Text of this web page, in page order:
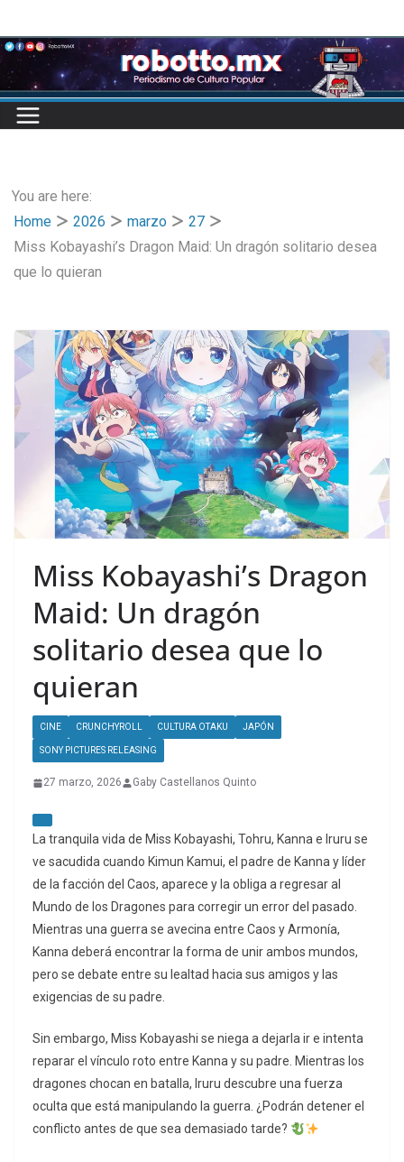
to
content
You are here:
Home
2026 marzo
27
Miss Kobayashi’s Dragon Maid: Un dragón solitario desea
que lo quieran
Miss Kobayashi’s Dragon
Maid: Un dragón
solitario desea que lo
quieran
CINE CRUNCHYROLL CULTURA OTAKU JAPÓN
SONY PICTURES RELEASING
27 marzo, 2026 Gaby Castellanos Quinto
La tranquila vida de Miss Kobayashi, Tohru, Kanna e Iruru se
ve sacudida cuando Kimun Kamui, el padre de Kanna y líder
de la facción del Caos, aparece y la obliga a regresar al
Mundo de los Dragones para corregir un error del pasado.
Mientras una guerra se avecina entre Caos y Armonía,
Kanna deberá encontrar la forma de unir ambos mundos,
pero se debate entre su lealtad hacia sus amigos y las
exigencias de su padre.
Sin embargo, Miss Kobayashi se niega a dejarla ir e intenta
reparar el vínculo roto entre Kanna y su padre. Mientras los
dragones chocan en batalla, Iruru descubre una fuerza
oculta que está manipulando la guerra. ¿Podrán detener el
conflicto antes de que sea demasiado tarde?